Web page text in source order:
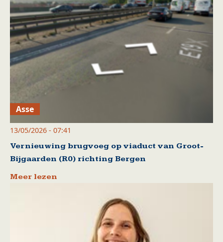
Asse
13/05/2026 - 07:41
Vernieuwing brugvoeg op viaduct van Groot-
Bijgaarden (R0) richting Bergen
Meer lezen